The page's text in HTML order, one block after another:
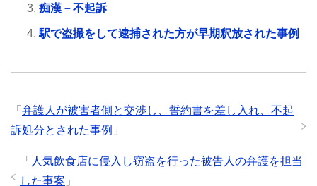
痴漢－不起訴
駅で盗撮をして逮捕された方が早期釈放された事例
「 弁護人が被害者側と交渉し、誓約書を差し入れ、不起
訴処分とされた事例 」
「 人気飲食店に侵入し窃盗を行った被告人の弁護を担当
した事案 」